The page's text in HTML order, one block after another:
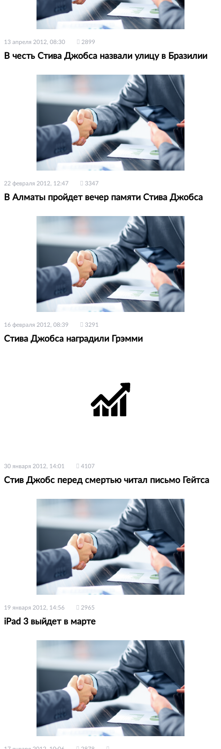
13 апреля 2012, 08:30 2899
В честь Стива Джобса назвали улицу в Бразилии
22 февраля 2012, 12:47 3347
В Алматы пройдет вечер памяти Стива Джобса
16 февраля 2012, 08:39 3291
Стива Джобса наградили Грэмми
30 января 2012, 14:01 4107
Стив Джобс перед смертью читал письмо Гейтса
19 января 2012, 14:56 2965
iPad 3 выйдет в марте